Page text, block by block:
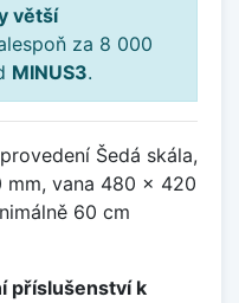
větší
za 8 000
MINUS3.
Šedá skála,
vana 480 x 420
60 cm
příslušenství k